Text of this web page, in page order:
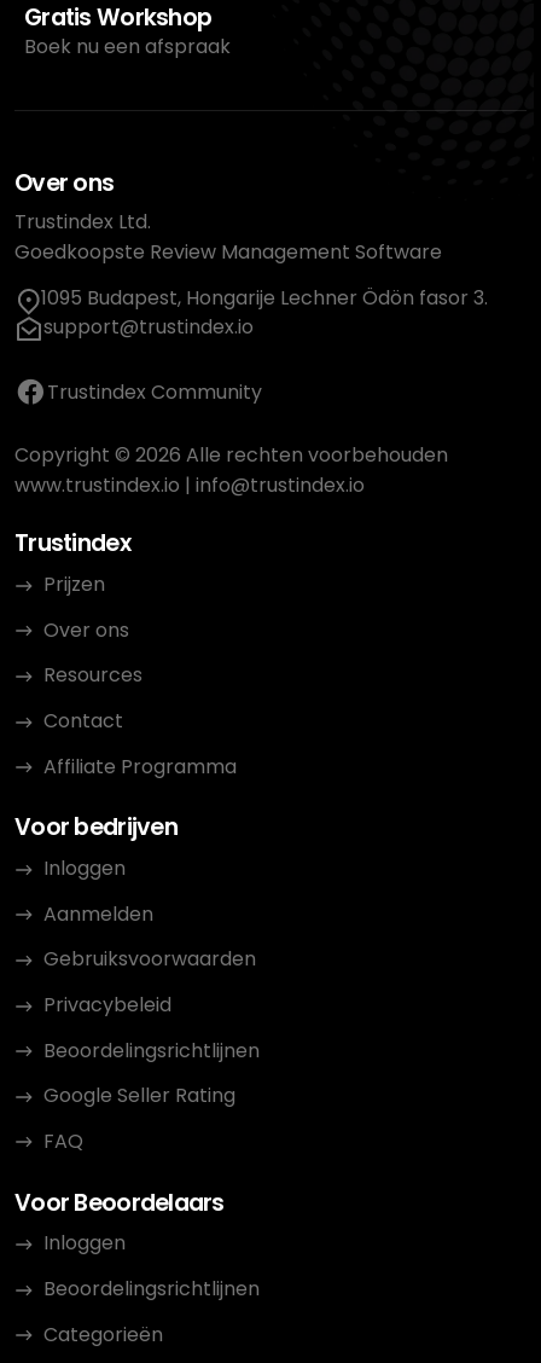
Gratis Workshop
Boek nu een afspraak
Over ons
Trustindex Ltd.
Goedkoopste Review Management Software
1095 Budapest, Hongarije Lechner Ödön fasor 3.
support@trustindex.io
Trustindex Community
Copyright © 2026 Alle rechten voorbehouden
www.trustindex.io | info@trustindex.io
Trustindex
Prijzen
Over ons
Resources
Contact
Affiliate Programma
Voor bedrijven
Inloggen
Aanmelden
Gebruiksvoorwaarden
Privacybeleid
Beoordelingsrichtlijnen
Google Seller Rating
FAQ
Voor Beoordelaars
Inloggen
Beoordelingsrichtlijnen
Categorieën